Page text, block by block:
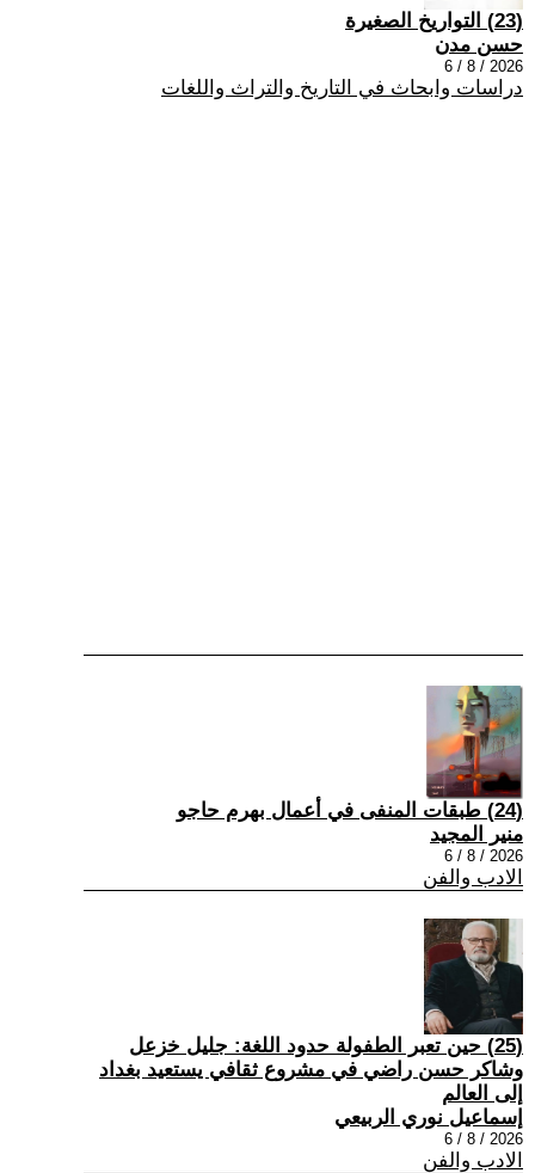
(23) التواريخ الصغيرة
حسن مدن
2026 / 8 / 6
دراسات وابحاث في التاريخ والتراث واللغات
(24) طبقات المنفى في أعمال بهرم حاجو
منير المجيد
2026 / 8 / 6
الادب والفن
(25) حين تعبر الطفولة حدود اللغة: جليل خزعل
وشاكر حسن راضي في مشروع ثقافي يستعيد بغداد
إلى العالم
إسماعيل نوري الربيعي
2026 / 8 / 6
الادب والفن